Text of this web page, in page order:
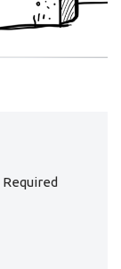
Required